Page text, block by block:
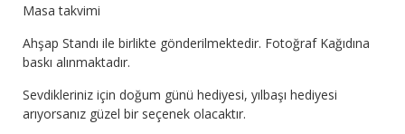
Masa takvimi
Ahşap Standı ile birlikte gönderilmektedir. Fotoğraf Kağıdına
baskı alınmaktadır.
Sevdikleriniz için doğum günü hediyesi, yılbaşı hediyesi
arıyorsanız güzel bir seçenek olacaktır.